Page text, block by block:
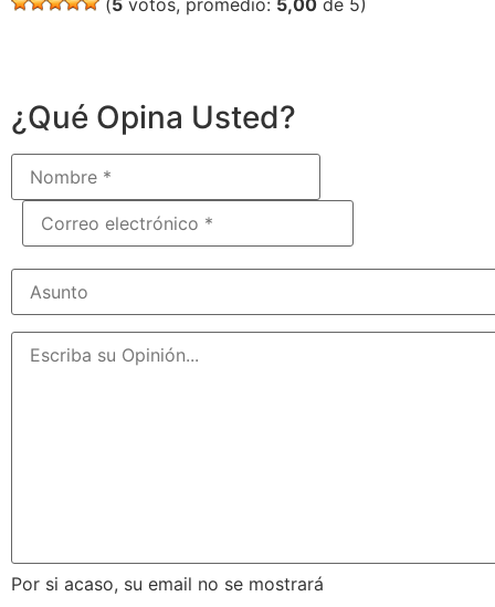
¿Qué Opina Usted?
Por si acaso, su email no se mostrará